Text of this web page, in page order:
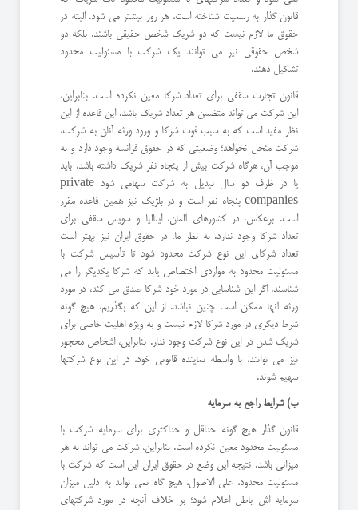
قانون گذار به رسمیت شناخته است، هر روز بیشتر می شود. البته در
حقوق ما لازم نیست که دو شریک شخص حقیقی باشند. بلکه دو
شخص حقوقی نیز می توانند یک شرکت با مسئولیت محدود
تشکیل دهند.
قانون تجارت سقفی برای تعداد شرکا معین نکرده است. بنابراین،
این شرکت می تواند متضمن هر تعداد شریک باشد. این قاعده از این
نظر مفید است که به سبب فوت شرکا و ورود ورثه آنان به شرکت،
شرکت منحل نخواهد؛ وضعیتی که در حقوق فرانسه وجود دارد و به
موجب آن، هرگاه شرکت بیش از پنجاه نفر شریک داشته باشد، باید
یا در ظرف دو سال تبدیل به شرکت سهامی شود private
companies پنجاه نفر است و در بلژیک نیز همین قاعده مقرر
است. برعکس، در کشورهای آلمان، ایتالیا و سویس سقفی برای
تعداد شرکا وجود ندارد. به نظر ما، در حقوق ایران نیز بهتر است
تعداد شرکای این نوع شرکت محدود شود تا تأسیس شرکت با
مسئولیت محدود به مواردی اختصاص یابد که شرکا یکدیگر را می
شناسند. اگر این شناسایی در مورد خود شرکا صدق می کند، در مورد
ورثه آنها ممکن است چنین نباشد. از این که بگذریم، هیچ گونه
شرط دیگری در مورد شرکا لازم نیست و به ویژه اهلیت خاصی برای
شریک شدن در این نوع شرکت وجود ندار. بنابراین، اشخاص محجور
نیز می توانند، با واسطه نماینده قانونی خود، در این نوع شرکتها
سهیم شوند.
ب) شرایط راجع به سرمایه
قانون گذار هیچ گونه حداقل و حداکثری برای سرمایه شرکت با
مسئولیت محدود معین نکرده است. بنابراین، شرکت می تواند به هر
میزانی باشد. نتیجه این وضع در حقوق ایران این است که شرکت با
مسئولیت محدود، علی الاصول، هیچ گاه نمی تواند به دلیل میزان
سرمایه اش باطل اعلام شود؛ بر خلاف آنچه در مورد شرکتهای